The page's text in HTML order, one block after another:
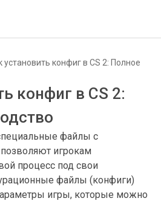
установить конфиг в CS 2: Полное
конфиг в CS 2:
файлы с
игрокам
процесс под свои
файлы (конфиги)
игры, которые можно